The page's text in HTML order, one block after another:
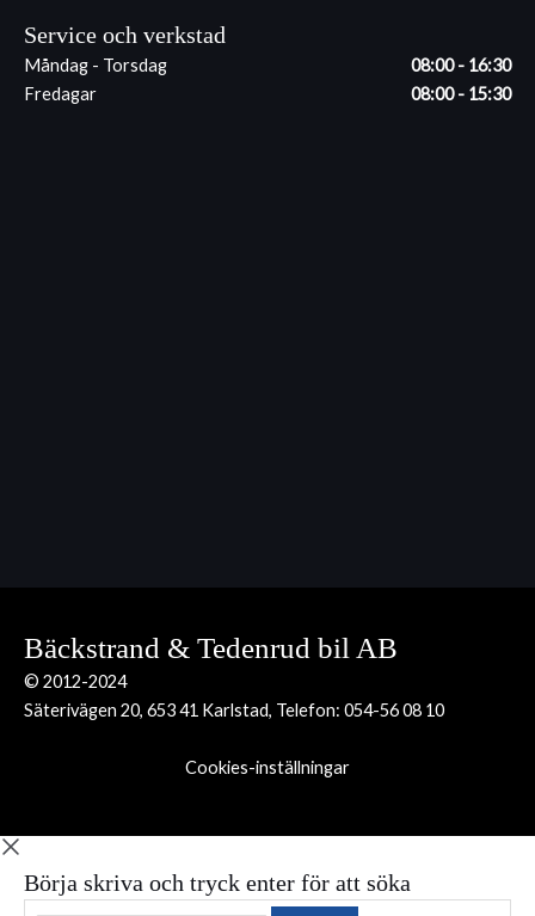
Service och verkstad
Måndag - Torsdag
08:00 - 16:30
Fredagar
08:00 - 15:30
Bäckstrand & Tedenrud bil AB
© 2012-2024
Säterivägen 20, 653 41 Karlstad, Telefon: 054-56 08 10
Cookies-inställningar
Börja skriva och tryck enter för att söka